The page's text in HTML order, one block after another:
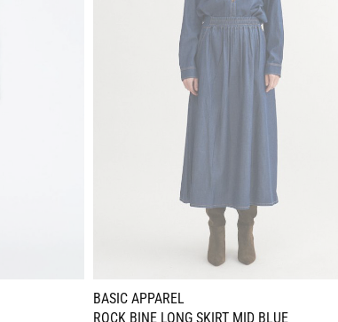
BASIC APPAREL
ROCK BINE LONG SKIRT MID BLUE